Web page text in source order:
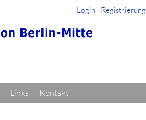
Login Registrierung
Links
Kontakt